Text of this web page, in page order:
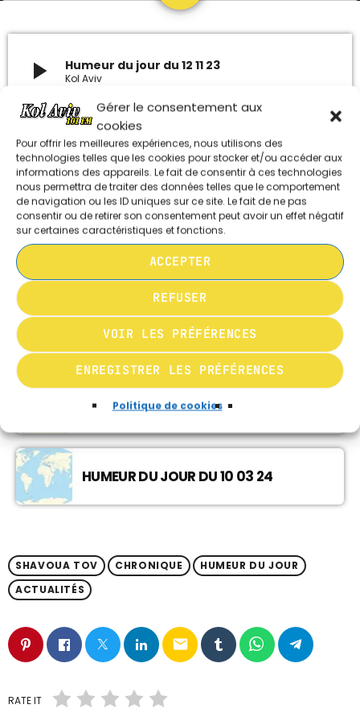
Gérer le consentement aux
cookies
Pour offrir les meilleures expériences, nous utilisons des
technologies telles que les cookies pour stocker et/ou accéder aux
informations des appareils. Le fait de consentir à ces technologies
nous permettra de traiter des données telles que le comportement
de navigation ou les ID uniques sur ce site. Le fait de ne pas
consentir ou de retirer son consentement peut avoir un effet négatif
sur certaines caractéristiques et fonctions.
ACCEPTER
REFUSER
VOIR LES PRÉFÉRENCES
ENREGISTRER LES PRÉFÉRENCES
Politique de cookies
octobre 2023
septembre 2023
juillet 2023
juin 2023
MUSIQUE CHABBATIQUE
07:00 - 08:00
MUSIQUE CHABBATIQUE
09:00 - 12:00
MUSIQUE CHABBATIQUE
play_arrow Humeur du jour du 12 11 23
Kol Aviv
.
HUMEUR DU JOUR DU 19 05 24
HUMEUR DU JOUR DU 05 05 24
HUMEUR DU JOUR DU 21 04 24
HUMEUR DU JOUR DU 24 03 24
HUMEUR DU JOUR DU 10 03 24
SHAVOUA TOV CHRONIQUE
HUMEUR DU JOUR
ACTUALITÉS
email
RATE IT